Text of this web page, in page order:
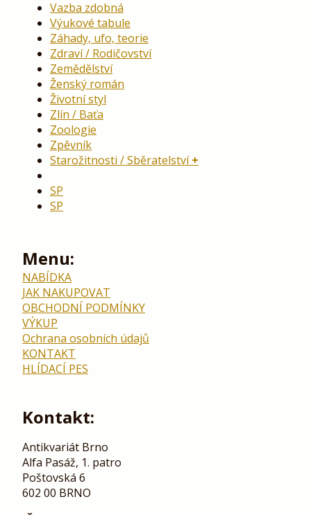
Vazba zdobná
Výukové tabule
Záhady, ufo, teorie
Zdraví / Rodičovství
Zemědělství
Ženský román
Životní styl
Zlín / Baťa
Zoologie
Zpěvník
Starožitnosti / Sběratelství
SP
SP
Menu:
NABÍDKA
JAK NAKUPOVAT
OBCHODNÍ PODMÍNKY
VÝKUP
Ochrana osobních údajů
KONTAKT
HLÍDACÍ PES
Kontakt:
Antikvariát Brno
Alfa Pasáž, 1. patro
Poštovská 6
602 00 BRNO